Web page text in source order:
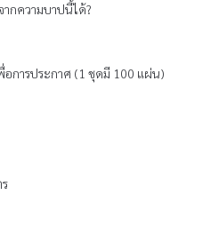
กความบาปนี้ได้?
การประกาศ (1 ชุดมี 100 แผ่น)